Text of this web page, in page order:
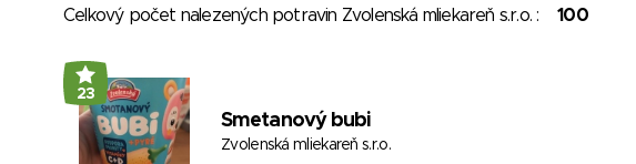
Celkový počet nalezených potravin Zvolenská mliekareň s.r.o. :100
23
Smetanový bubi
Zvolenská mliekareň s.r.o.